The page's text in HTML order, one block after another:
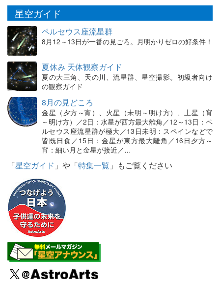
星空ガイド
ペルセウス座流星群
8月12～13日が一番の見ごろ。月明かりゼロの好条件！
夏休み 天体観察ガイド
夏の大三角、天の川、流星群、星空撮影。初級者向け
の観察ガイド
8月の見どころ
金星（夕方～宵）、火星（未明～明け方）、土星（宵
～明け方）／2日：水星が西方最大離角／12～13日：ペ
ルセウス座流星群が極大／13日未明：スペインなどで
皆既日食／15日：金星が東方最大離角／16日夕方～
宵：細い月と金星が接近／…
「星空ガイド 」や「特集一覧 」もご覧ください